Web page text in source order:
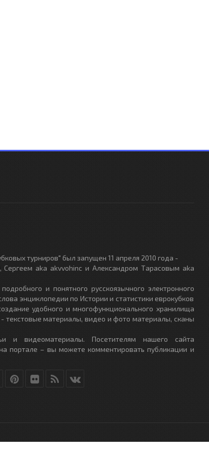
турниров" был запущен 11 апреля 2010 года -
aka akvvohinc и Александром Тарасовым aka
и понятного русскоязычного электронного
энциклопедии по Истории и статистики еврокубков
удобного и многофункционального хранилища
текстовые материалы, видео и фото материалы, сканы
и видеоматериалы. Посетителям нашего сайта
портале – вы можете комментировать публикации и
DLE-THEME.RU- All Rights Reserved.